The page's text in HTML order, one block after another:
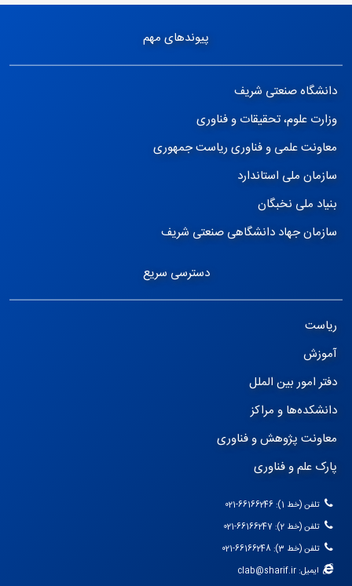
پیوندهای مهم
دانشگاه صنعتی شریف
وزارت علوم، تحقیقات و فناوری
معاونت علمی و فناوری ریاست جمهوری
سازمان ملی استاندارد
بنیاد ملی نخبگان
سازمان جهاد دانشگاهی صنعتی شریف
دسترسی سریع
ریاست
آموزش
دفتر امور بین الملل
دانشکده‌ها و مراکز
معاونت پژوهش و فناوری
پارک علم و فناوری
تلفن (خط 1): 66166246-021
تلفن (خط 2): 66166247-021
تلفن (خط 3): 66166248-021
ایمیل: clab@sharif.ir